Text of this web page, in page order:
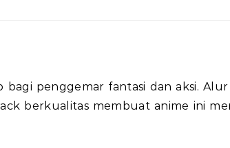
bagi penggemar fantasi dan aksi.
berkualitas membuat anime ini